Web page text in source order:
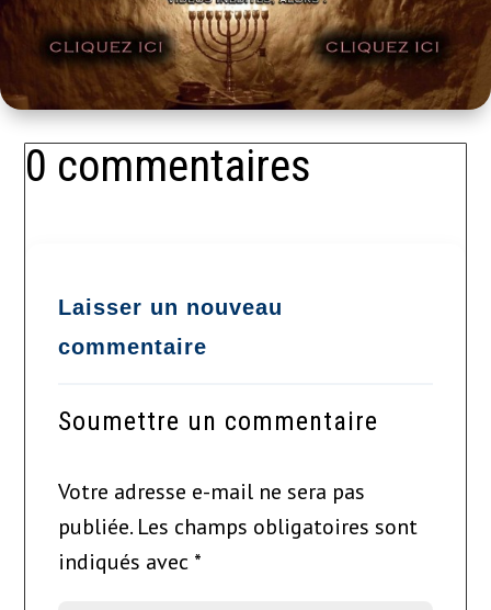
0 commentaires
Soumettre un commentaire
Votre adresse e-mail ne sera pas
publiée. Les champs obligatoires sont
indiqués avec *